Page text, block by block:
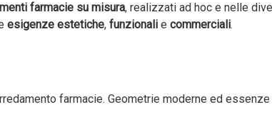
farmacie su misura, realizzati ad hoc e nelle
esigenze estetiche, funzionali e commerciali.
farmacie. Geometrie moderne ed